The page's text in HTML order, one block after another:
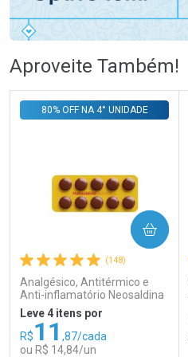
Comprar sem Desconto
Por R$ 106,99/cada
Comprar sem Desconto
Por R$ 106,99/cada
Aproveite Também!
(148)
Analgésico, Antitérmico e
Anti-inflamatório Neosaldina
30mg + 300mg + 30mg 10
Drágeas
80% OFF NA 4° UNIDADE
Leve 4 itens por
R$11 ,87/cada
ou R$ 14,84/un
COMPRAR